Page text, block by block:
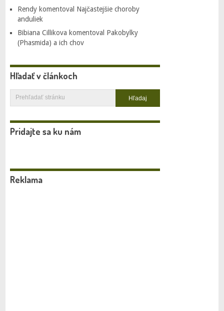
Rendykomentoval Najčastejšie choroby
anduliek
Bibiana Cillikova komentoval Pakobylky
(Phasmida) a ich chov
Hľadať v článkoch
Pridajte sa ku nám
Reklama